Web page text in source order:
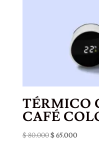
TÉRMICO
CAFÉ
$80.000El
$65.000El